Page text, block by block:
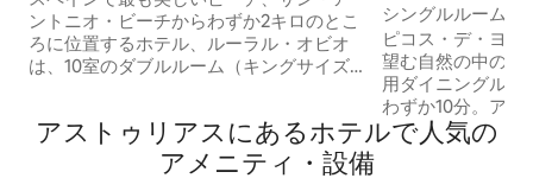
ントニオ・ビーチからわずか2キロのとこ
ろに位置するホテル、ルーラル・オビオ
は、10室のダブルルーム（キングサイズ
プルルームを備えております。 全ての客
室は外側に面しており、ヘアドライヤー
付きのバスルームを完備しております。
シングルルーム
ヒカ
ピコス・デ・ヨー
望む自然の中の田
用ダイニングルー
わずか10分。アス
ス、カシーナと
る農場。ハイキ
アストゥリアスにあるホ⁠テ⁠ル⁠で人⁠気⁠の
ア⁠メ⁠ニ⁠テ⁠ィ⁠・設⁠備